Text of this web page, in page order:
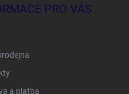
PRO VÁS
a platba